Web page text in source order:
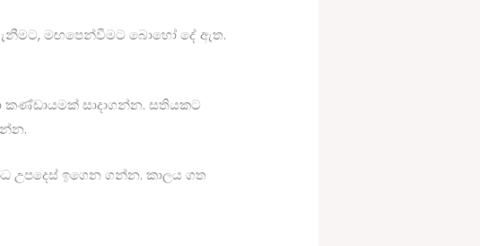
මඟපෙන්වීමට බොහෝ දේ ඇත.
කණ්ඩායමක් සාදාගන්න. සතියකට
උපදෙස් ඉගෙන ගන්න. කාලය ගත